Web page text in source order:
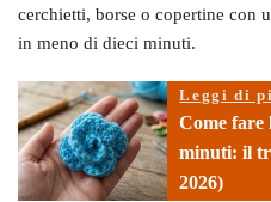
cerchietti, borse o copertine con
in meno di dieci minuti.
Leggi di
Come fare
minuti: il
2026)